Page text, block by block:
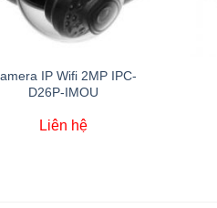
IP Wifi 2MP IPC-
D26P-IMOU
Liên hệ